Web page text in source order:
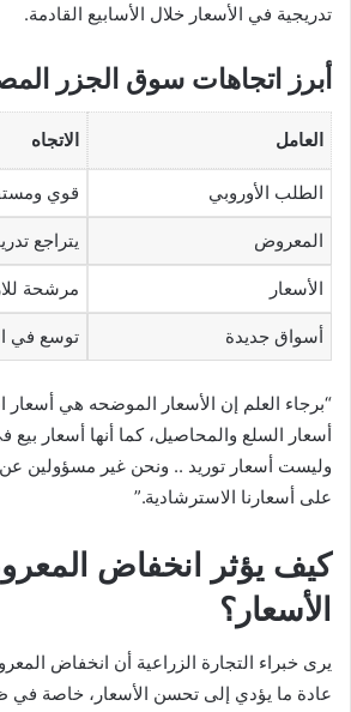
تدريجية في الأسعار خلال الأسابيع القادمة.
أبرز اتجاهات سوق الجزر
العامل الاتجاه
الطلب الأوروبي قوي
المعروض يتراجع
الأسعار مرشحة
أسواق جديدة توسع في
“برجاء العلم إن الأسعار الموضحه هي أسعار
أسعار السلع والمحاصيل، كما أنها أسعار
وليست أسعار توريد .. ونحن غير مسؤولين عن
على أسعارنا الاسترشادية.”
كيف يؤثر انخفاض
الأسعار؟
يرى خبراء التجارة الزراعية أن انخفاض
عادة ما يؤدي إلى تحسن الأسعار، خاصة في